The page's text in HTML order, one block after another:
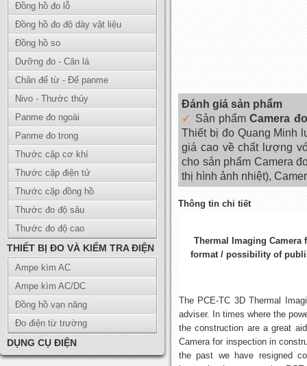
Đồng hồ đo lỗ
Đồng hồ đo độ dày vật liệu
Đồng hồ so
Dưỡng đo - Căn lá
Chân đế từ - Đế panme
Nivo - Thước thủy
Panme đo ngoài
Panme đo trong
Thước cặp cơ khí
Thước cặp điện tử
Thước cặp đồng hồ
Thước đo độ sâu
Thước đo độ cao
THIẾT BỊ ĐO VÀ KIỂM TRA ĐIỆN
Ampe kìm AC
Ampe kìm AC/DC
Đồng hồ vạn năng
Đo điện từ trường
DỤNG CỤ ĐIỆN
Đánh giá sản phẩm
Sản phẩmCamera
Thiết bị đo Quang Minh
giá cao về chất lượng
cho sản phẩm Camera
thị hình ảnh nhiệt),
Thông tin chi tiết
Thermal Imaging Camera
format / possibility of
The PCE-TC 3D Thermal
adviser. In times where the
the construction are a great
Camera for inspection in
the past we have resigned